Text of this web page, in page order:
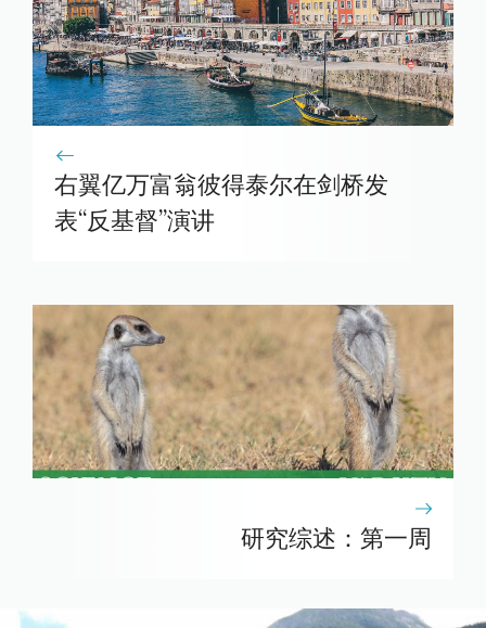
右翼亿万富翁彼得泰尔在剑桥发
表“反基督”演讲
研究综述：第一周